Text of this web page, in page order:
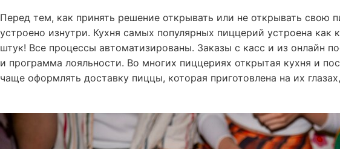
Перед тем, как принять решение открывать или не открывать
устроено изнутри. Кухня самых популярных пиццерий устроена
штук! Все процессы автоматизированы. Заказы с касс и из онлайн
и программа лояльности. Во многих пиццериях открытая кухня и
чаще оформлять доставку пиццы, которая приготовлена на их